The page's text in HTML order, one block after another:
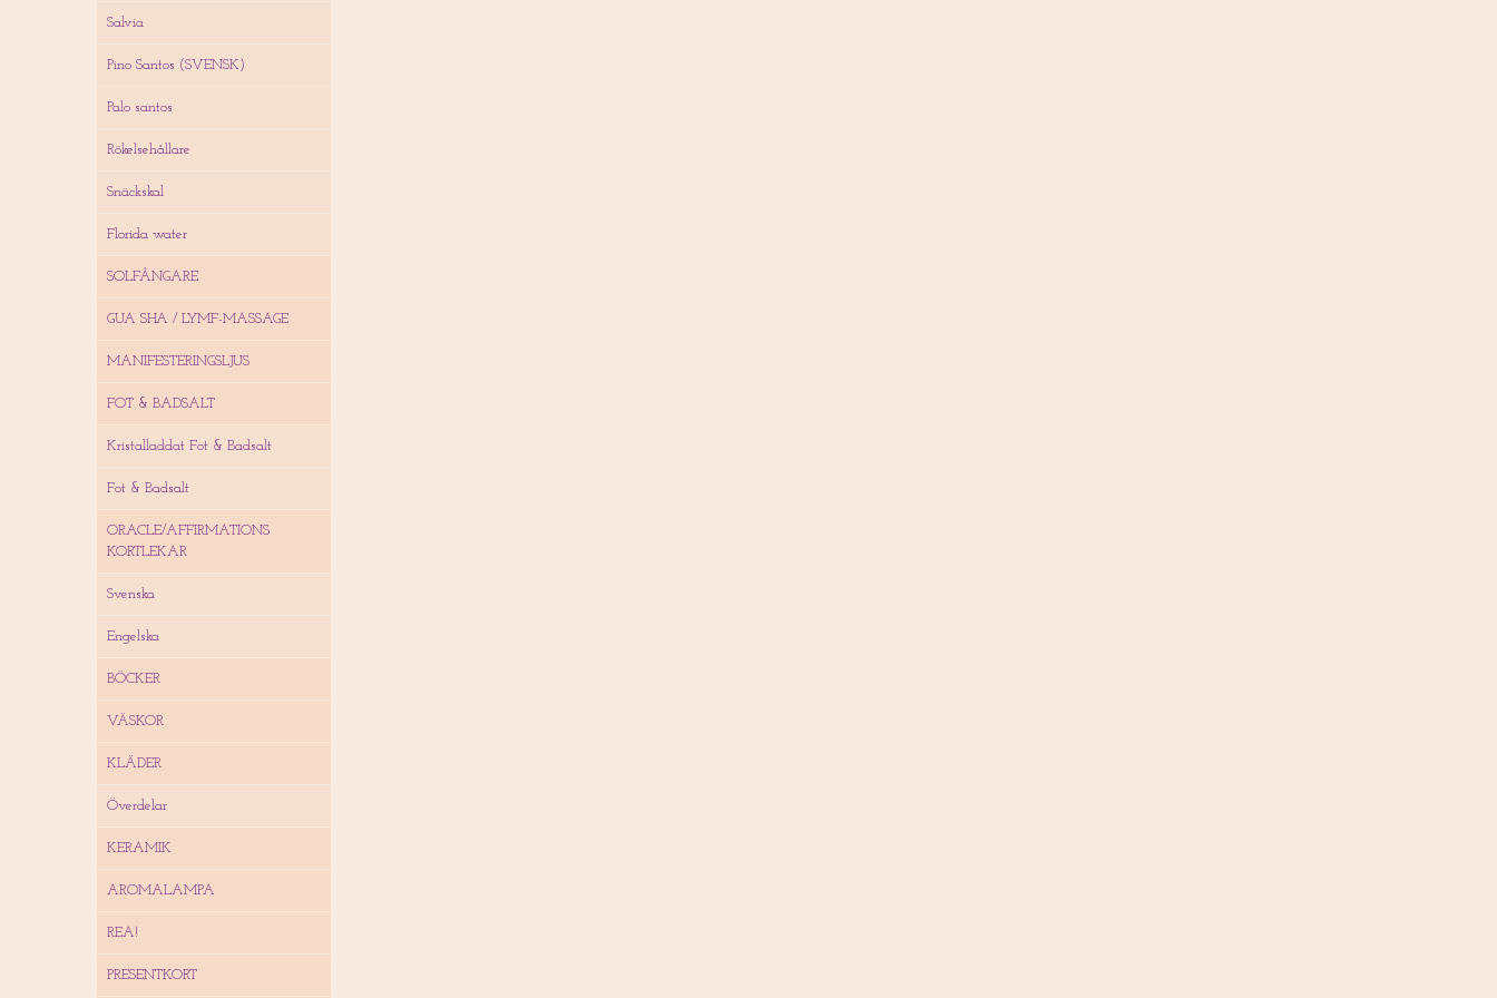
Salvia
Pino Santos (SVENSK)
Palo santos
Rökelsehållare
Snäckskal
Florida water
SOLFÅNGARE
GUA SHA / LYMF-MASSAGE
MANIFESTERINGSLJUS
FOT & BADSALT
Kristalladdat Fot & Badsalt
Fot & Badsalt
ORACLE/AFFIRMATIONS
KORTLEKAR
Svenska
Engelska
BÖCKER
VÄSKOR
KLÄDER
Överdelar
KERAMIK
AROMALAMPA
REA!
PRESENTKORT